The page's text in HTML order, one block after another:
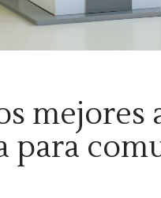
para